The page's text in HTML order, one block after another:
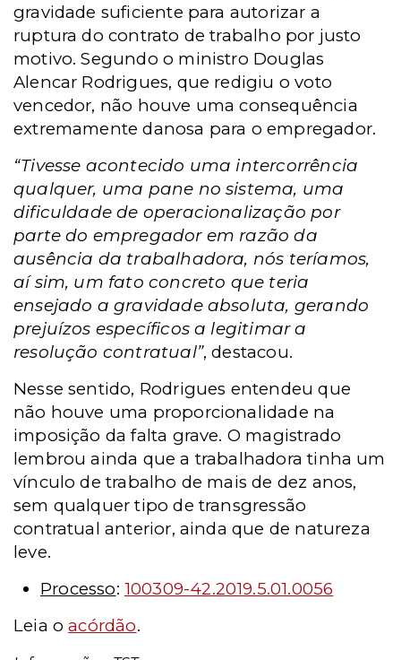
gravidade suficiente para autorizar a
ruptura do contrato de trabalho por justo
motivo. Segundo o ministro Douglas
Alencar Rodrigues, que redigiu o voto
vencedor, não houve uma consequência
extremamente danosa para o empregador.
“Tivesse acontecido uma intercorrência
qualquer, uma pane no sistema, uma
dificuldade de operacionalização por
parte do empregador em razão da
ausência da trabalhadora, nós teríamos,
aí sim, um fato concreto que teria
ensejado a gravidade absoluta, gerando
prejuízos específicos a legitimar a
resolução contratual”, destacou.
Nesse sentido, Rodrigues entendeu que
não houve uma proporcionalidade na
imposição da falta grave. O magistrado
lembrou ainda que a trabalhadora tinha um
vínculo de trabalho de mais de dez anos,
sem qualquer tipo de transgressão
contratual anterior, ainda que de natureza
leve.
Processo: 100309-42.2019.5.01.0056
Leia oacórdão.